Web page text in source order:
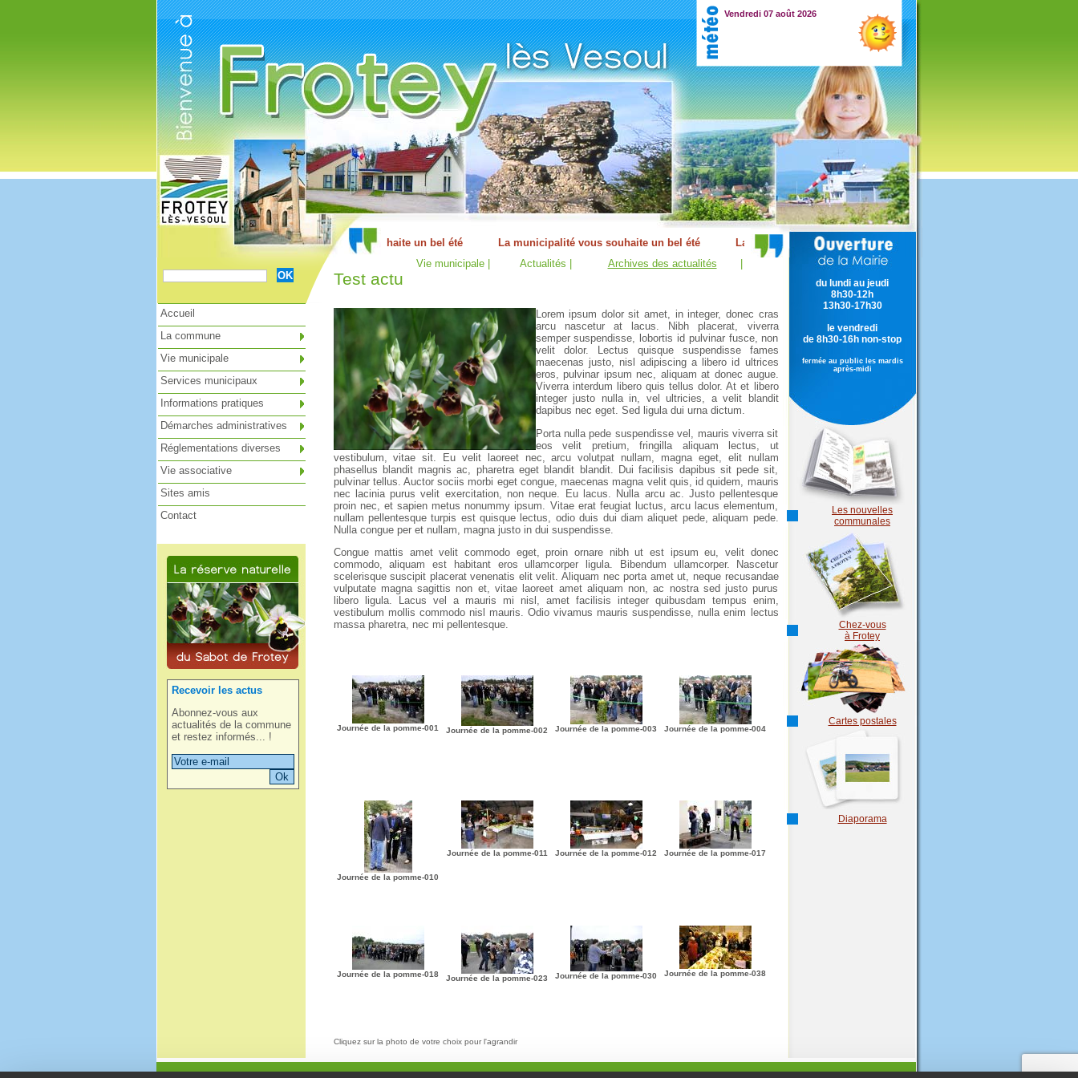
Vendredi 07 août 2026
Recevoir les actus
Abonnez-vous aux
actualités de la commune
et restez informés... !
Vie municipale | Actualités | Archives des actualités
Test actu
Lorem ipsum dolor sit amet, in integer, donec cras
arcu nascetur at lacus. Nibh placerat, viverra
semper suspendisse, lobortis id pulvinar fusce, non
velit dolor. Lectus quisque suspendisse fames
maecenas justo, nisl adipiscing a libero id ultrices
eros, pulvinar ipsum nec, aliquam at donec augue.
Viverra interdum libero quis tellus dolor. At et libero
integer justo nulla in, vel ultricies, a velit blandit
dapibus nec eget. Sed ligula dui urna dictum.
Porta nulla pede suspendisse vel, mauris viverra sit
eos velit pretium, fringilla aliquam lectus, ut
vestibulum, vitae sit. Eu velit laoreet nec, arcu volutpat nullam, magna eget, elit nullam
phasellus blandit magnis ac, pharetra eget blandit blandit. Dui facilisis dapibus sit pede sit,
pulvinar tellus. Auctor sociis morbi eget congue, maecenas magna velit quis, id quidem, mauris
nec lacinia purus velit exercitation, non neque. Eu lacus. Nulla arcu ac. Justo pellentesque
proin nec, et sapien metus nonummy ipsum. Vitae erat feugiat luctus, arcu lacus elementum,
nullam pellentesque turpis est quisque lectus, odio duis dui diam aliquet pede, aliquam pede.
Nulla congue per et nullam, magna justo in dui suspendisse.
Congue mattis amet velit commodo eget, proin ornare nibh ut est ipsum eu, velit donec
commodo, aliquam est habitant eros ullamcorper ligula. Bibendum ullamcorper. Nascetur
scelerisque suscipit placerat venenatis elit velit. Aliquam nec porta amet ut, neque recusandae
vulputate magna sagittis non et, vitae laoreet amet aliquam non, ac nostra sed justo purus
libero ligula. Lacus vel a mauris mi nisl, amet facilisis integer quibusdam tempus enim,
vestibulum mollis commodo nisl mauris. Odio vivamus mauris suspendisse, nulla enim lectus
massa pharetra, nec mi pellentesque.
Journée de la pomme-001 Journée de la pomme-002 Journée de la pomme-003 Journée de la pomme-004
Journée de la pomme-010
Journée de la pomme-011 Journée de la pomme-012 Journée de la pomme-017
Journée de la pomme-018 Journée de la pomme-023 Journée de la pomme-030 Journée de la pomme-038
Cliquez sur la photo de votre choix pour l'agrandir
du lundi au jeudi
8h30-12h
13h30-17h30
le vendredi
de 8h30-16h non-stop
fermée au public les mardis
après-midi
Les nouvelles
communales
Chez-vous
à Frotey
Cartes postales
Diaporama
Accueil
La commune
Vie municipale
Services municipaux
Informations pratiques
Démarches administratives
Réglementations diverses
Vie associative
Sites amis
Contact